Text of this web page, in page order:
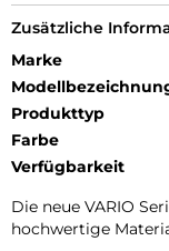
Zusätzliche
Marke
Produkttyp
Farbe
Verfügbarkeit
Die neue VARIO
hochwertige